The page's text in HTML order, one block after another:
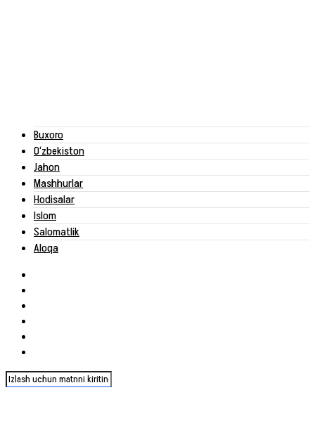
Buxoro
O‘zbekiston
Jahon
Mashhurlar
Hodisalar
Islom
Salomatlik
Aloqa